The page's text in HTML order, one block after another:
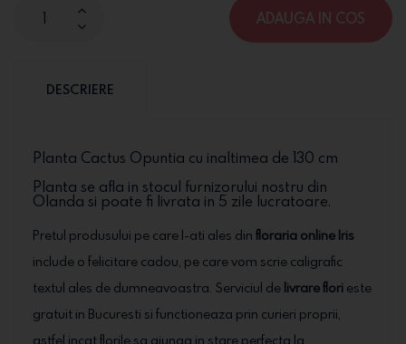
ADAUGA IN COS
DESCRIERE
Planta Cactus Opuntia cu inaltimea de 130 cm
Planta se afla in stocul furnizorului nostru din
Olanda si poate fi livrata in 5 zile lucratoare.
Pretul produsului pe care l-ati ales din floraria online Iris
include o felicitare cadou, pe care vom scrie caligrafic
textul ales de dumneavoastra. Serviciul de livrare flori este
gratuit in Bucuresti si functioneaza prin curieri proprii,
astfel incat florile sa ajunga in stare perfecta la